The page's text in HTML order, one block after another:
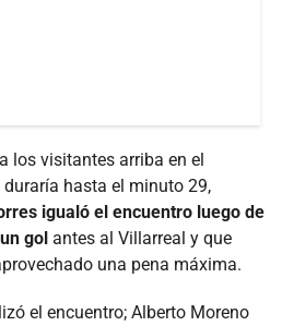
los visitantes arriba en el
hasta el minuto 29,
igualó el encuentro luego de
gol antes al Villarreal y que
una pena máxima.
el encuentro; Alberto Moreno